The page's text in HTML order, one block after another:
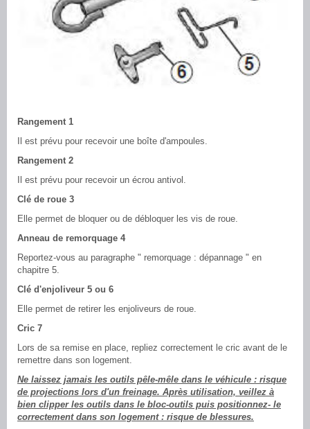
Rangement 1
Il est prévu pour recevoir une boîte d'ampoules.
Rangement 2
Il est prévu pour recevoir un écrou antivol.
Clé de roue 3
Elle permet de bloquer ou de débloquer les vis de roue.
Anneau de remorquage 4
Reportez-vous au paragraphe " remorquage : dépannage " en
chapitre 5.
Clé d'enjoliveur 5 ou 6
Elle permet de retirer les enjoliveurs de roue.
Cric 7
Lors de sa remise en place, repliez correctement le cric avant de le
remettre dans son logement.
Ne laissez jamais les outils pêle-mêle dans le véhicule : risque
de projections lors d'un freinage. Après utilisation, veillez à
bien clipper les outils dans le bloc-outils puis positionnez- le
correctement dans son logement : risque de blessures.